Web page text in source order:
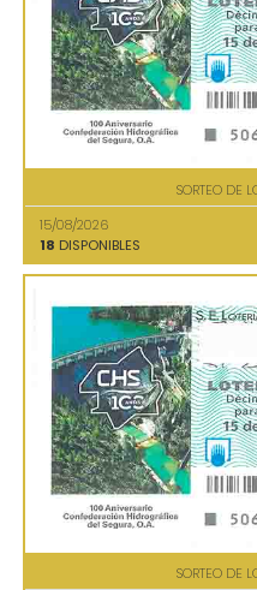
SORTEO DE
15/08/2026
18 DISPONIBLES
SORTEO DE